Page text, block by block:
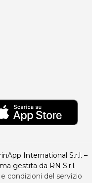
International S.r.l. –
gestita da RN S.r.l.
condizioni del servizio